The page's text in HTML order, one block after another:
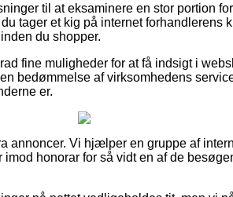
til at eksaminere en stor portion
tager et kig på internet forhandlerens
du shopper.
fine muligheder for at få indsigt i
bedømmelse af virksomhedens
er.
annoncer. Vi hjælper en gruppe af
honorar for så vidt en af de